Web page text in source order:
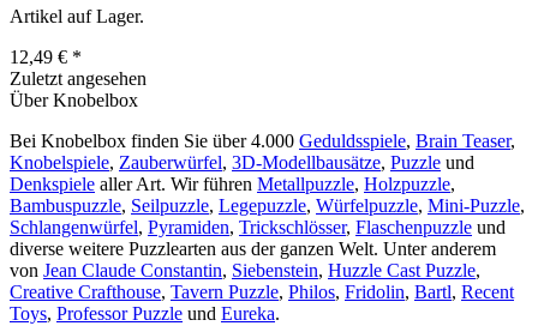
Artikel auf Lager.
12,49 € *
Zuletzt angesehen
Über Knobelbox
Bei Knobelbox finden Sie über 4.000 Geduldsspiele, Brain Teaser,
Knobelspiele, Zauberwürfel, 3D-Modellbausätze, Puzzle und
Denkspiele aller Art. Wir führen Metallpuzzle, Holzpuzzle,
Bambuspuzzle, Seilpuzzle, Legepuzzle, Würfelpuzzle, Mini-Puzzle,
Schlangenwürfel, Pyramiden, Trickschlösser, Flaschenpuzzle und
diverse weitere Puzzlearten aus der ganzen Welt. Unter anderem
von Jean Claude Constantin, Siebenstein, Huzzle Cast Puzzle,
Creative Crafthouse, Tavern Puzzle, Philos, Fridolin, Bartl, Recent
Toys, Professor Puzzle und Eureka.